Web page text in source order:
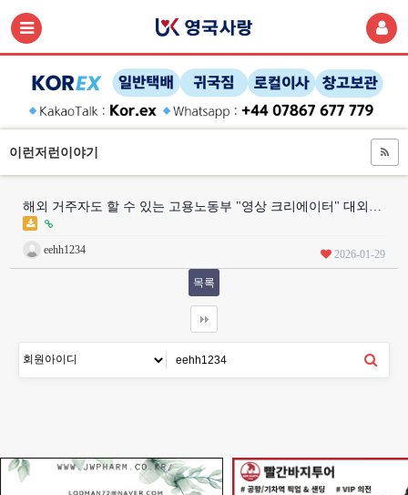
이런저런이야기
해외 거주자도 할 수 있는 고용노동부 "영상 크리에이터" 대외…
eehh1234 2026-01-29
목록